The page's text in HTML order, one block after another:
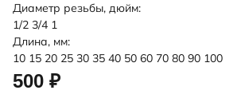
Диаметр резьбы, дюйм:
1/2 3/4 1
Длина, мм:
10 15 20 25 30 35 40 50 60 70 80 90 100
500 ₽